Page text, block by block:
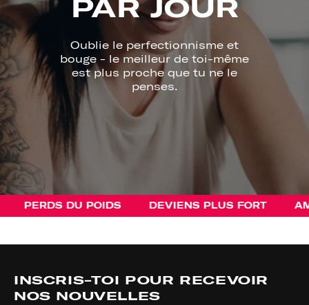
PAR JOUR
Oublie le perfectionnisme et
bouge - le meilleur de toi-même
est plus proche que tu ne le
penses.
PERDS DU POIDS DEVIENS PLUS FORT
INSCRIS-TOI POUR RECEVOIR
NOS NOUVELLES